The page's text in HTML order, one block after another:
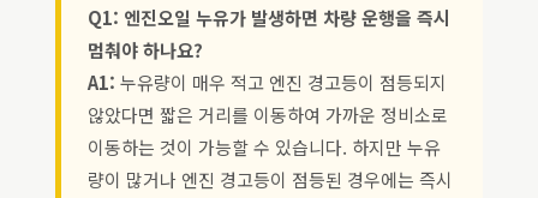
Q1: 엔진오일 누유가 발생하면 차량 운행을 즉시
멈춰야 하나요?
A1: 누유량이 매우 적고 엔진 경고등이 점등되지
않았다면 짧은 거리를 이동하여 가까운 정비소로
이동하는 것이 가능할 수 있습니다. 하지만 누유
량이 많거나 엔진 경고등이 점등된 경우에는 즉시